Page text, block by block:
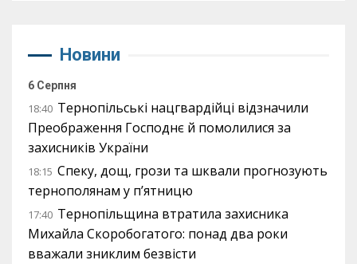
Новини
6 Серпня
18:40 Тернопільські нацгвардійці відзначили
Преображення Господнє й помолилися за
захисників України
18:15 Спеку, дощ, грози та шквали прогнозують
тернополянам у п’ятницю
17:40 Тернопільщина втратила захисника
Михайла Скоробогатого: понад два роки
вважали зниклим безвісти